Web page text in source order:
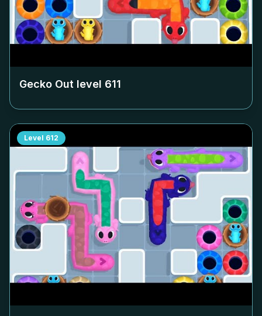
Gecko Out level 611
Level 612